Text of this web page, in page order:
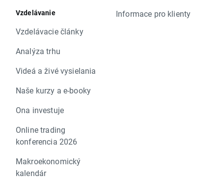
Vzdelávanie
Vzdelávacie články
Analýza trhu
Videá a živé vysielania
Naše kurzy a e-booky
Ona investuje
Online trading
konferencia 2026
Makroekonomický
kalendár
Informace pro klienty